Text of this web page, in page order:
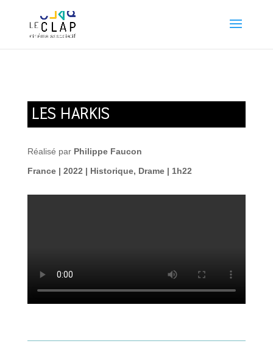
LES HARKIS
Réalisé par Philippe Faucon
France | 2022 | Historique, Drame | 1h22